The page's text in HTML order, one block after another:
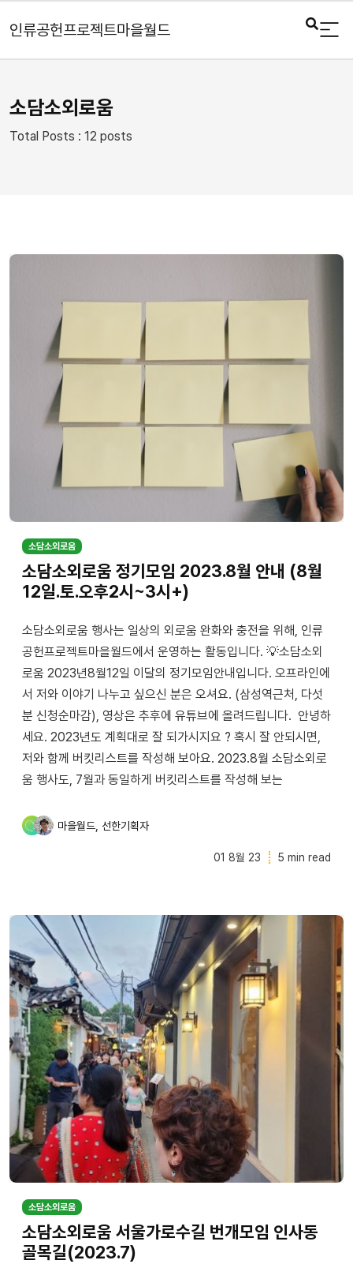
인류공헌프로젝트마을월드
소담소외로움
Total Posts : 12 posts
소담소외로움
소담소외로움 정기모임 2023.8월 안내 (8월
12일.토.오후2시~3시+)
소담소외로움 행사는 일상의 외로움 완화와 충전을 위해, 인류
공헌프로젝트마을월드에서 운영하는 활동입니다. 💡소담소외
로움 2023년8월12일 이달의 정기모임안내입니다. 오프라인에
서 저와 이야기 나누고 싶으신 분은 오셔요. (삼성역근처, 다섯
분 신청순마감), 영상은 추후에 유튜브에 올려드립니다. 안녕하
세요. 2023년도 계획대로 잘 되가시지요 ? 혹시 잘 안되시면,
저와 함께 버킷리스트를 작성해 보아요. 2023.8월 소담소외로
움 행사도, 7월과 동일하게 버킷리스트를 작성해 보는
마을월드 선한기획자
01 8월 23 5 min read
소담소외로움
소담소외로움 서울가로수길 번개모임 인사동
골목길(2023.7)